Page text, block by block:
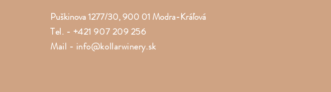
Puškinova 1277/30, 900 01 Modra-Kráľová
Tel. - +421 907 209 256
Mail - info@kollarwinery.sk